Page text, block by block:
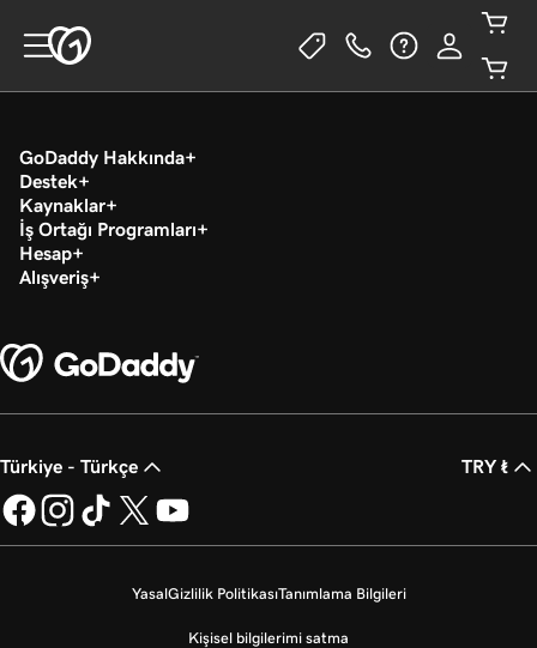
GoDaddy Hakkında
Destek
Kaynaklar
İş Ortağı Programları
Hesap
Alışveriş
Türkiye - Türkçe TRY ₺
YasalGizlilik PolitikasıTanımlama Bilgileri
Kişisel bilgilerimi satma